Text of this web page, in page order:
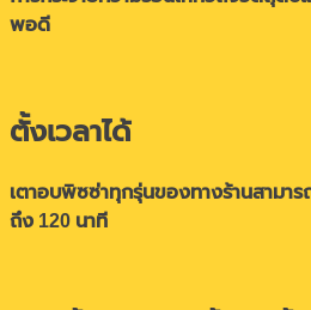
พอดี
ตั้งเวลาได้
เตาอบพิซซ่าทุกรุ่นของทางร้านสามาร
ถึง 120 นาที